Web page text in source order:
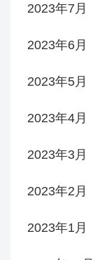
2023年7月
2023年6月
2023年5月
2023年4月
2023年3月
2023年2月
2023年1月